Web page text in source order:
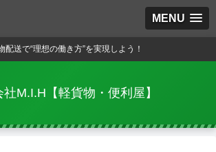
MENU
配送で“理想の働き方”を実現しよう！
M.I.H【軽貨物・便利屋】